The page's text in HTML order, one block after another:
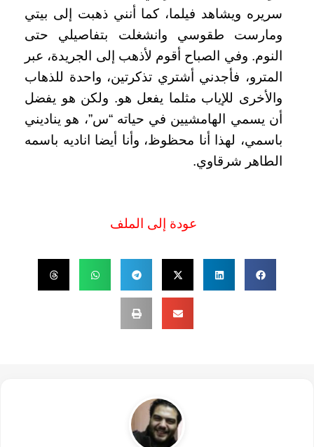
سريره ويشاهد فيلما، كما أنني ذهبت إلى بيتي
ومارست طقوسي وانشغلت بتفاصيلي حتى
النوم. وفي الصباح أقوم لأذهب إلى الجريدة، عبر
المترو، فأجدني أشتري تذكرتين، واحدة للذهاب
والأخرى للإياب مثلما يفعل هو. ولكن هو يفضل
أن يسمي الهامشيين في حياته “س”، هو يناديني
باسمي، لهذا أنا محظوظ، وأنا أيضا اناديه باسمه
الطاهر شرقاوي.
عودة إلى الملف